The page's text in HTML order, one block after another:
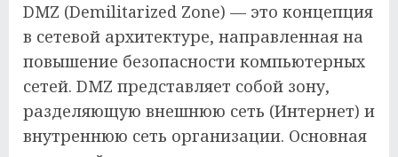
DMZ (Demilitarized Zone) — это концепция
в сетевой архитектуре, направленная на
повышение безопасности компьютерных
сетей. DMZ представляет собой зону,
разделяющую внешнюю сеть (Интернет) и
внутреннюю сеть организации. Основная